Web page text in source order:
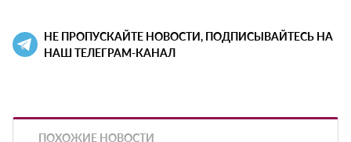
НЕ ПРОПУСКАЙТЕ НОВОСТИ, ПОДПИСЫВАЙТЕСЬ НА
НАШ ТЕЛЕГРАМ-КАНАЛ
ПОХОЖИЕ НОВОСТИ